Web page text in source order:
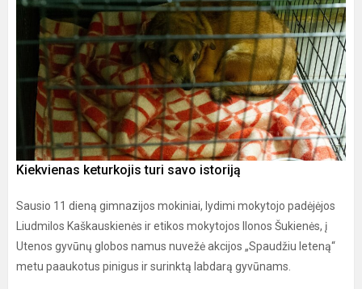
Kiekvienas keturkojis turi savo istoriją
Sausio 11 dieną gimnazijos mokiniai, lydimi mokytojo padėjėjos
Liudmilos Kaškauskienės ir etikos mokytojos Ilonos Šukienės, į
Utenos gyvūnų globos namus nuvežė akcijos „Spaudžiu leteną“
metu paaukotus pinigus ir surinktą labdarą gyvūnams.